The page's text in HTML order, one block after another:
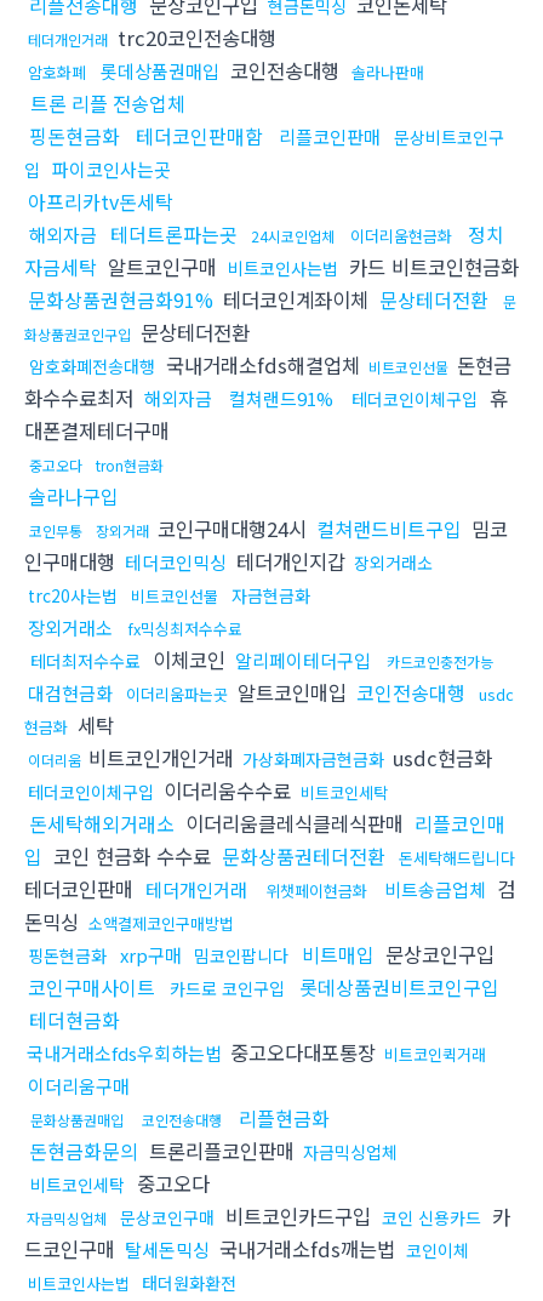
현금돈믹싱
테더개인거래 trc20코인전송대행
암호화폐 롯데상품권매입 코인전송대행 솔라나판매
트론 리플 전송업체
핑돈현금화 테더코인판매함 리플코인판매 문상비트코인구
입 파이코인사는곳
아프리카tv돈세탁
해외자금 테더트론파는곳 24시코인업체 이더리움현금화
정치
자금세탁 알트코인구매 비트코인사는법 카드 비트코인현금화
문화상품권현금화91% 테더코인계좌이체 문상테더전환
문
화상품권코인구입 문상테더전환
암호화폐전송대행 국내거래소fds해결업체 비트코인선물 돈현금
화수수료최저 해외자금 컬쳐랜드91% 테더코인이체구입 휴
대폰결제테더구매
중고오다 tron현금화
솔라나구입
코인무통 장외거래 코인구매대행24시 컬쳐랜드비트구입 밈코
인구매대행 테더코인믹싱 테더개인지갑 장외거래소
trc20사는법
비트코인선물 자금현금화
장외거래소 fx믹싱최저수수료
테더최저수수료 이체코인 알리페이테더구입 카드코인충전가능
대검현금화 이더리움파는곳 알트코인매입 코인전송대행
usdc
현금화 세탁
이더리움 비트코인개인거래 가상화폐자금현금화 usdc현금화
테더코인이체구입 이더리움수수료 비트코인세탁
돈세탁해외거래소 이더리움클레식클레식판매 리플코인매
입 코인 현금화 수수료 문화상품권테더전환 돈세탁해드립니다
테더코인판매 테더개인거래 위챗페이현금화 비트송금업체 검
돈믹싱 소액결제코인구매방법
핑돈현금화 xrp구매 밈코인팝니다 비트매입 문상코인구입
코인구매사이트
카드로 코인구입
롯데상품권비트코인구입
테더현금화
국내거래소fds우회하는법 중고오다대포통장 비트코인퀵거래
이더리움구매
문화상품권매입 코인전송대행
리플현금화
돈현금화문의 트론리플코인판매 자금믹싱업체
비트코인세탁 중고오다
자금믹싱업체 문상코인구매 비트코인카드구입 코인 신용카드 카
드코인구매 탈세돈믹싱 국내거래소fds깨는법 코인이체
비트코인사는법 태더원화환전